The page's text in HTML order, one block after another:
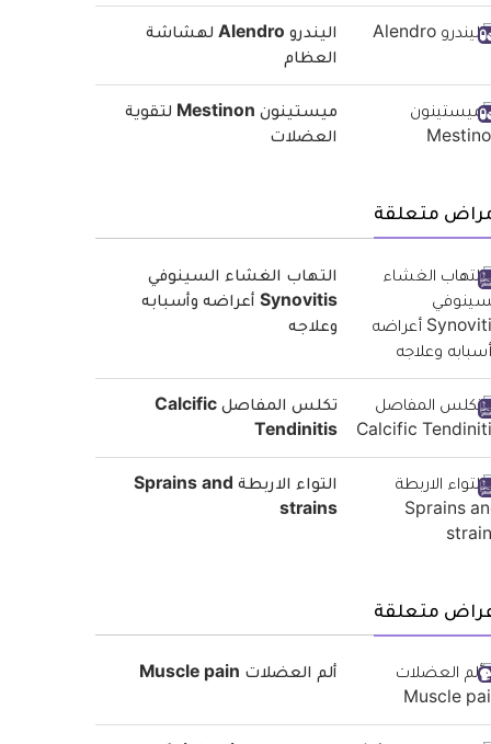
اليندرو Alendro لهشاشة
العظام
ميستينون Mestinon لتقوية
العضلات
متعلقة
التهاب الغشاء السينوفي
Synovitis أعراضه وأسبابه
وعلاجه
تكلس المفاصل Calcific
Tendinitis
التواء الاربطة Sprains and
strains
متعلقة
ألم العضلات Muscle pain